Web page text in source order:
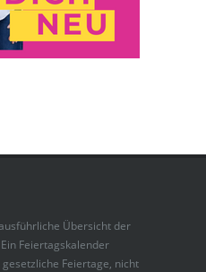
Übersicht der
Feiertagskalender
Feiertage, nicht